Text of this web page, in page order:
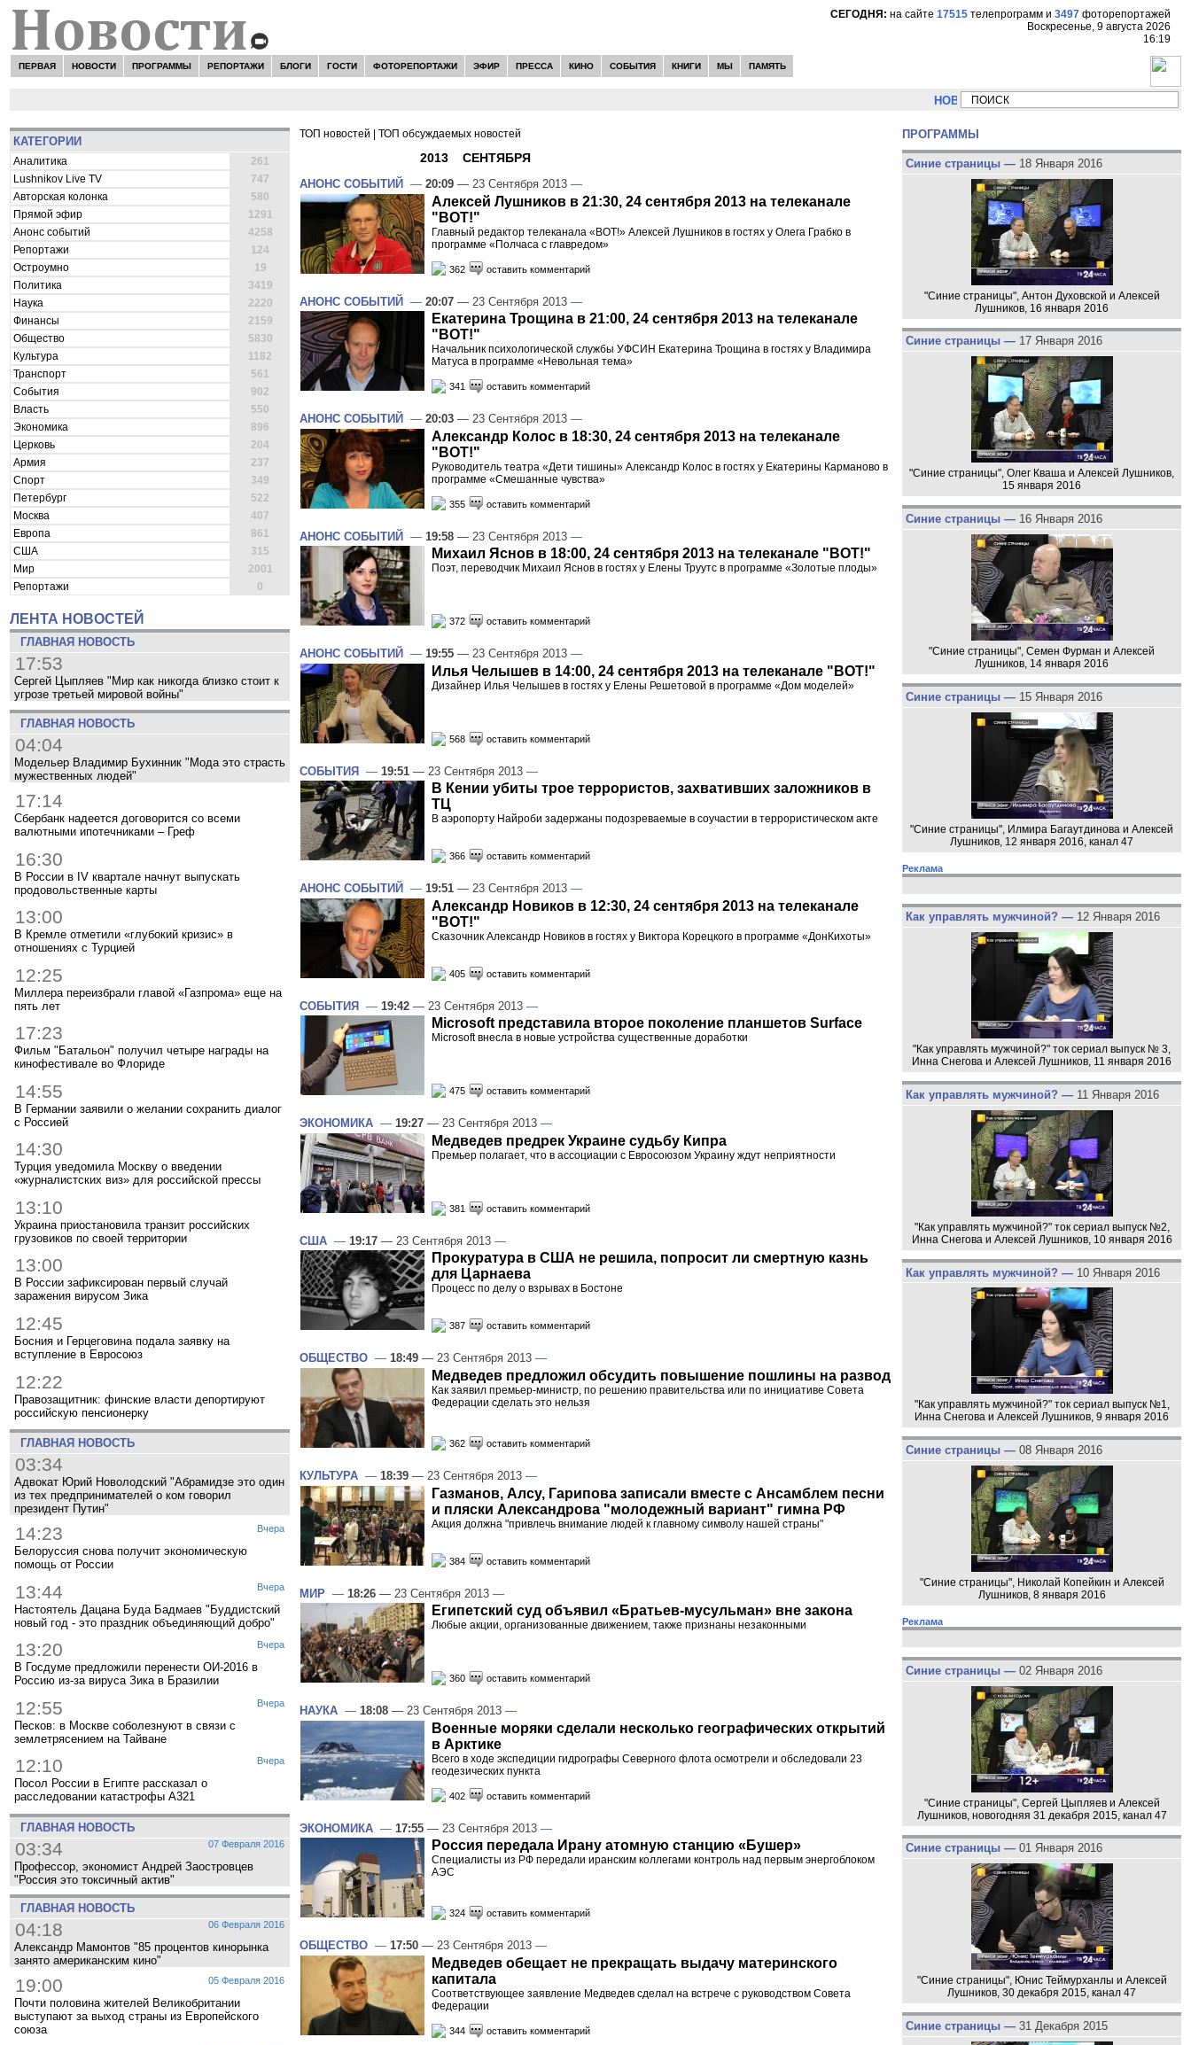
СЕГОДНЯ: на сайте 17515 телепрограмм и 3497 фоторепортажей
Воскресенье, 9 августа 2026
16:19
ПЕРВАЯ НОВОСТИ ПРОГРАММЫ РЕПОРТАЖИ БЛОГИ ГОСТИ ФОТОРЕПОРТАЖИ ЭФИР ПРЕССА КИНО СОБЫТИЯ КНИГИ МЫ ПАМЯТЬ
НОВОСТИ: Сергей Цыпляев "Мир как никогда близко
КАТЕГОРИИ
Аналитика
261
Lushnikov Live TV
747
Авторская колонка
580
Прямой эфир
1291
Анонс событий
4258
Репортажи
124
Остроумно
19
Политика
3419
Наука
2220
Финансы
2159
Общество
5830
Культура
1182
Транспорт
561
События
902
Власть
550
Экономика
896
Церковь
204
Армия
237
Спорт
349
Петербург
522
Москва
407
Европа
861
США
315
Мир
2001
Репортажи
0
ЛЕНТА НОВОСТЕЙ
ГЛАВНАЯ НОВОСТЬ
17:53
Сергей Цыпляев "Мир как никогда близко стоит к
угрозе третьей мировой войны"
ГЛАВНАЯ НОВОСТЬ
04:04
Модельер Владимир Бухинник "Мода это страсть
мужественных людей"
17:14
Сбербанк надеется договорится со всеми
валютными ипотечниками – Греф
16:30
В России в IV квартале начнут выпускать
продовольственные карты
13:00
В Кремле отметили «глубокий кризис» в
отношениях с Турцией
12:25
Миллера переизбрали главой «Газпрома» еще на
пять лет
17:23
Фильм "Батальон" получил четыре награды на
кинофестивале во Флориде
14:55
В Германии заявили о желании сохранить диалог
с Россией
14:30
Турция уведомила Москву о введении
«журналистских виз» для российской прессы
13:10
Украина приостановила транзит российских
грузовиков по своей территории
13:00
В России зафиксирован первый случай
заражения вирусом Зика
12:45
Босния и Герцеговина подала заявку на
вступление в Евросоюз
12:22
Правозащитник: финские власти депортируют
российскую пенсионерку
ГЛАВНАЯ НОВОСТЬ
03:34
Адвокат Юрий Новолодский "Абрамидзе это один
из тех предпринимателей о ком говорил
президент Путин"
Вчера
14:23
Белоруссия снова получит экономическую
помощь от России
Вчера
13:44
Настоятель Дацана Буда Бадмаев "Буддистский
новый год - это праздник объединяющий добро"
Вчера
13:20
В Госдуме предложили перенести ОИ-2016 в
Россию из-за вируса Зика в Бразилии
Вчера
12:55
Песков: в Москве соболезнуют в связи с
землетрясением на Тайване
Вчера
12:10
Посол России в Египте рассказал о
расследовании катастрофы A321
ГЛАВНАЯ НОВОСТЬ
07 Февраля 2016
03:34
Профессор, экономист Андрей Заостровцев
"Россия это токсичный актив"
ГЛАВНАЯ НОВОСТЬ
06 Февраля 2016
04:18
Александр Мамонтов "85 процентов кинорынка
занято американским кино"
05 Февраля 2016
19:00
Почти половина жителей Великобритании
выступают за выход страны из Европейского
союза
ТОП новостей ТОП обсуждаемых новостей
2013 СЕНТЯБРЯ
АНОНС СОБЫТИЙ — 20:09 — 23 Сентября 2013 —
Алексей Лушников в 21:30, 24 сентября 2013 на телеканале
"ВОТ!"
Главный редактор телеканала «ВОТ!» Алексей Лушников в гостях у Олега Грабко в
программе «Полчаса с главредом»
362 оставить комментарий
АНОНС СОБЫТИЙ — 20:07 — 23 Сентября 2013 —
Екатерина Трощина в 21:00, 24 сентября 2013 на телеканале
"ВОТ!"
Начальник психологической службы УФСИН Екатерина Трощина в гостях у Владимира
Матуса в программе «Невольная тема»
341 оставить комментарий
АНОНС СОБЫТИЙ — 20:03 — 23 Сентября 2013 —
Александр Колос в 18:30, 24 сентября 2013 на телеканале
"ВОТ!"
Руководитель театра «Дети тишины» Александр Колос в гостях у Екатерины Карманово в
программе «Смешанные чувства»
355 оставить комментарий
АНОНС СОБЫТИЙ — 19:58 — 23 Сентября 2013 —
Михаил Яснов в 18:00, 24 сентября 2013 на телеканале "ВОТ!"
Поэт, переводчик Михаил Яснов в гостях у Елены Труутс в программе «Золотые плоды»
372 оставить комментарий
АНОНС СОБЫТИЙ — 19:55 — 23 Сентября 2013 —
Илья Челышев в 14:00, 24 сентября 2013 на телеканале "ВОТ!"
Дизайнер Илья Челышев в гостях у Елены Решетовой в программе «Дом моделей»
568 оставить комментарий
СОБЫТИЯ — 19:51 — 23 Сентября 2013 —
В Кении убиты трое террористов, захвативших заложников в
ТЦ
В аэропорту Найроби задержаны подозреваемые в соучастии в террористическом акте
366 оставить комментарий
АНОНС СОБЫТИЙ — 19:51 — 23 Сентября 2013 —
Александр Новиков в 12:30, 24 сентября 2013 на телеканале
"ВОТ!"
Сказочник Александр Новиков в гостях у Виктора Корецкого в программе «ДонКихоты»
405 оставить комментарий
СОБЫТИЯ — 19:42 — 23 Сентября 2013 —
Microsoft представила второе поколение планшетов Surface
Microsoft внесла в новые устройства существенные доработки
475 оставить комментарий
ЭКОНОМИКА — 19:27 — 23 Сентября 2013 —
Медведев предрек Украине судьбу Кипра
Премьер полагает, что в ассоциации с Евросоюзом Украину ждут неприятности
381 оставить комментарий
США — 19:17 — 23 Сентября 2013 —
Прокуратура в США не решила, попросит ли смертную казнь
для Царнаева
Процесс по делу о взрывах в Бостоне
387 оставить комментарий
ОБЩЕСТВО — 18:49 — 23 Сентября 2013 —
Медведев предложил обсудить повышение пошлины на развод
Как заявил премьер-министр, по решению правительства или по инициативе Совета
Федерации сделать это нельзя
362 оставить комментарий
КУЛЬТУРА — 18:39 — 23 Сентября 2013 —
Газманов, Алсу, Гарипова записали вместе с Ансамблем песни
и пляски Александрова "молодежный вариант" гимна РФ
Акция должна "привлечь внимание людей к главному символу нашей страны"
384 оставить комментарий
МИР — 18:26 — 23 Сентября 2013 —
Египетский суд объявил «Братьев-мусульман» вне закона
Любые акции, организованные движением, также признаны незаконными
360 оставить комментарий
НАУКА — 18:08 — 23 Сентября 2013 —
Военные моряки сделали несколько географических открытий
в Арктике
Всего в ходе экспедиции гидрографы Северного флота осмотрели и обследовали 23
геодезических пункта
402 оставить комментарий
ЭКОНОМИКА — 17:55 — 23 Сентября 2013 —
Россия передала Ирану атомную станцию «Бушер»
Специалисты из РФ передали иранским коллегами контроль над первым энергоблоком
АЭС
324 оставить комментарий
ОБЩЕСТВО — 17:50 — 23 Сентября 2013 —
Медведев обещает не прекращать выдачу материнского
капитала
Соответствующее заявление Медведев сделал на встрече с руководством Совета
Федерации
344 оставить комментарий
ПРОГРАММЫ
Синие страницы — 18 Января 2016
"Синие страницы", Антон Духовской и Алексей
Лушников, 16 января 2016
Синие страницы — 17 Января 2016
"Синие страницы", Олег Кваша и Алексей Лушников,
15 января 2016
Синие страницы — 16 Января 2016
"Синие страницы", Семен Фурман и Алексей
Лушников, 14 января 2016
Синие страницы — 15 Января 2016
"Синие страницы", Илмира Багаутдинова и Алексей
Лушников, 12 января 2016, канал 47
Реклама
Как управлять мужчиной? — 12 Января 2016
"Как управлять мужчиной?" ток сериал выпуск № 3,
Инна Снегова и Алексей Лушников, 11 января 2016
Как управлять мужчиной? — 11 Января 2016
"Как управлять мужчиной?" ток сериал выпуск №2,
Инна Снегова и Алексей Лушников, 10 января 2016
Как управлять мужчиной? — 10 Января 2016
"Как управлять мужчиной?" ток сериал выпуск №1,
Инна Снегова и Алексей Лушников, 9 января 2016
Синие страницы — 08 Января 2016
"Синие страницы", Николай Копейкин и Алексей
Лушников, 8 января 2016
Реклама
Синие страницы — 02 Января 2016
"Синие страницы", Сергей Цыпляев и Алексей
Лушников, новогодняя 31 декабря 2015, канал 47
Синие страницы — 01 Января 2016
"Синие страницы", Юнис Теймурханлы и Алексей
Лушников, 30 декабря 2015, канал 47
Синие страницы — 31 Декабря 2015